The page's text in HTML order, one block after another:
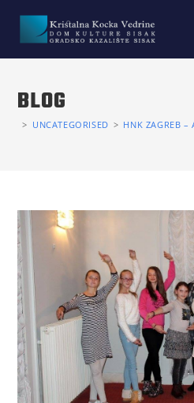
BLOG
> UNCATEGORISED > HNK ZAGREB –